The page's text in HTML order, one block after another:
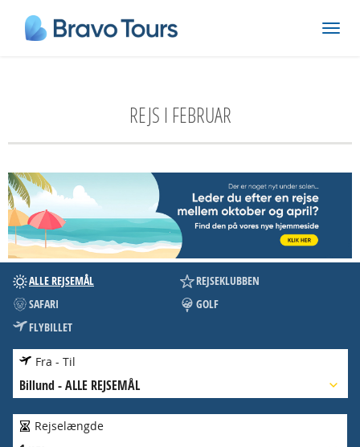
REJS I FEBRUAR
ALLE REJSEMÅL
REJSEKLUBBEN
SAFARI
GOLF
FLYBILLET
Fra - Til
Billund -ALLE REJSEMÅL
Rejselængde